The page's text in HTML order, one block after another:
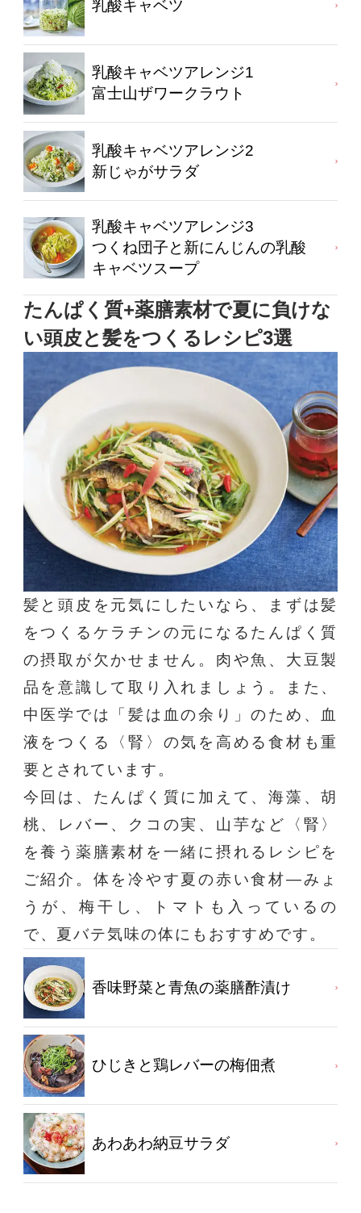
乳酸キャベツ
乳酸キャベツアレンジ1
富士山ザワークラウト
乳酸キャベツアレンジ2
新じゃがサラダ
乳酸キャベツアレンジ3
つくね団子と新にんじんの乳酸
キャベツスープ
たんぱく質+薬膳素材で夏に負けな
い頭皮と髪をつくるレシピ3選
髪と頭皮を元気にしたいなら、まずは髪
をつくるケラチンの元になるたんぱく質
の摂取が欠かせません。肉や魚、大豆製
品を意識して取り入れましょう。また、
中医学では「髪は血の余り」のため、血
液をつくる〈腎〉の気を高める食材も重
要とされています。
今回は、たんぱく質に加えて、海藻、胡
桃、レバー、クコの実、山芋など〈腎〉
を養う薬膳素材を一緒に摂れるレシピを
ご紹介。体を冷やす夏の赤い食材―みょ
うが、梅干し、トマトも入っているの
で、夏バテ気味の体にもおすすめです。
香味野菜と青魚の薬膳酢漬け
ひじきと鶏レバーの梅佃煮
あわあわ納豆サラダ